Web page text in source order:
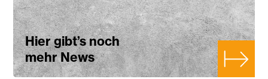
Hier gibt’s noch
mehr News